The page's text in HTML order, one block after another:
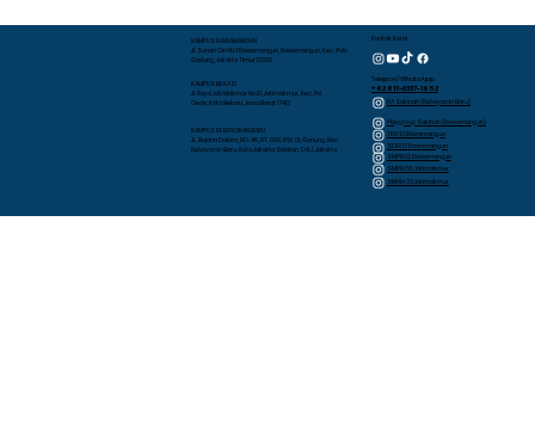
KAMPUS RAWAMANGUN
Jl. Sunan Giri No.1 Rawamangun, Rawamangun, Kec. Pulo
Gadung, Jakarta Timur 13220
KAMPUS BEKASI
Jl. Raya Jati Makmur No.10, Jatimakmur, Kec. Pd.
Gede, Kota Bekasi, Jawa Barat 17413
KAMPUS KEBAYORAN BARU
JL. Bujana Dalam, NO. 48, RT. 009, RW. 01, Gunung, Kec.
Kebayoran Baru, Kota Jakarta Selatan, D.K.I. Jakarta
Kontak Kami
Telepon/WhatsApp
+62 817-0337-1952
RA Sakinah (Kebayoran Baru)
Playgroup Sakinah (Rawamangun)
TKIA 13 Rawamangun
SDIA 13 Rawamangun
SMPIA 12 Rawamangun
SMPIA 55 Jatimakmur
SMAIA 33 Jatimakmur